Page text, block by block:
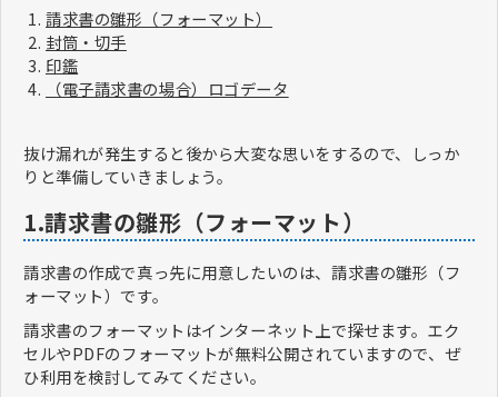
請求書の雛形（フォーマット）
封筒・切手
印鑑
（電子請求書の場合）ロゴデータ
抜け漏れが発生すると後から大変な思いをするので、しっか
りと準備していきましょう。
1.請求書の雛形（フォーマット）
請求書の作成で真っ先に用意したいのは、請求書の雛形（フ
ォーマット）です。
請求書のフォーマットはインターネット上で探せます。エク
セルやPDFのフォーマットが無料公開されていますので、ぜ
ひ利用を検討してみてください。